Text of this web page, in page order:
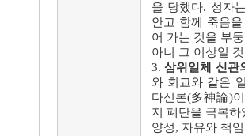
을 당했다. 성자
안고 함께 죽음
어 가는 것을 부
아니 그 이상일
3.삼위일체 신관
와 회교와 같은
다신론(多神論)
지 폐단을 극복
양성, 자유와 책